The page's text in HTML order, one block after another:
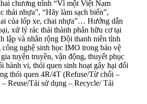
chương trình “Vì một Việt Nam
thải nhựa”, “Hãy làm sạch biển”,
của lốp xe, chai nhựa”… Hướng dẫn
xử lý rác thải thành phân hữu cơ tại
lập và nhân rộng Đội thanh niên tình
nghệ sinh học IMO trong bảo vệ
tuyên truyền, vận động, thuyết phục
hành vi, thói quen sinh hoạt gây hại đối
thói quen 4R/4T (Refuse/Từ chối –
Reuse/Tái sử dụng – Recycle/ Tái